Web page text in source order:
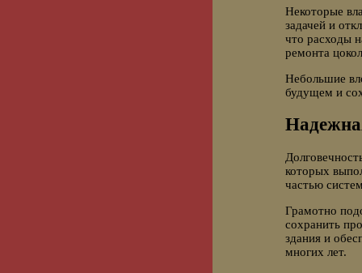
Некоторые
задачей и
что расходы
ремонта
Небольшие
будущем и
которых
частью
Грамотно
сохранить
здания и
многих лет.